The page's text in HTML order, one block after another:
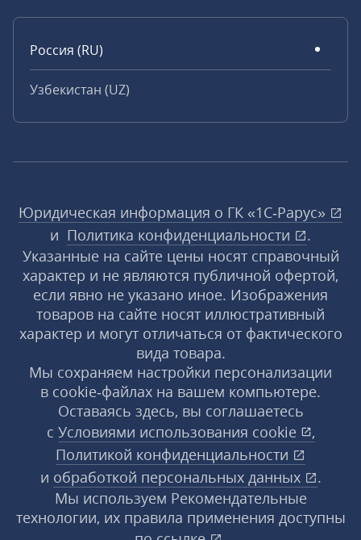
Россия (RU)
Узбекистан (UZ)
Юридическая информация о ГК «1С‑Рарус»
и Политика конфиденциальности
.
Указанные на сайте цены носят справочный
характер и не являются публичной офертой,
если явно не указано иное. Изображения
товаров на сайте носят иллюстративный
характер и могут отличаться от фактического
вида товара.
Мы сохраняем настройки персонализации
в cookie‑файлах на вашем компьютере.
Оставаясь здесь, вы соглашаетесь
с Условиями использования cookie
,
Политикой конфиденциальности
и обработкой персональных данных
.
Мы используем Рекомендательные
технологии, их правила применения доступны